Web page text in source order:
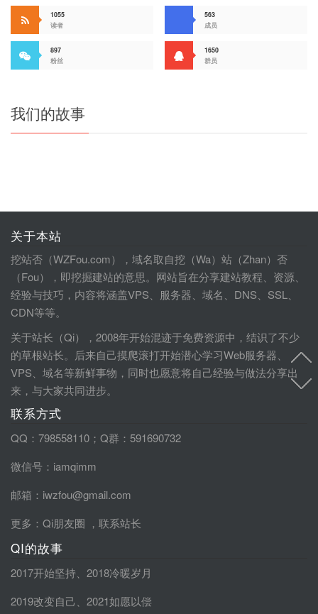
1055
读者
563
成员
897
粉丝
1650
群员
我们的故事
关于本站
挖站否（WZFou.com），域名取自挖（Wa）站（Zhan）否
（Fou），即挖掘建站的意思。网站旨在分享建站教程、资源、
经验与技巧，内容将涵盖VPS、服务器、域名、DNS、SSL、
CDN等等。
关于站长（Qi），2008年开始混迹于免费资源中，结识了不少
的草根站长。后来自己摸爬滚打开始潜心学习Web服务器、
VPS、域名等新鲜事物，同时也愿意将自己经验与做法分享出
来，与大家共同进步。
联系方式
QQ：798558110；Q群：591690732
微信号：iamqimm
邮箱：iwzfou@gmail.com
更多： Qi朋友圈 ， 联系站长
QI的故事
2017开始坚持
2018冷暖岁月
2019改变自己
2021如愿以偿